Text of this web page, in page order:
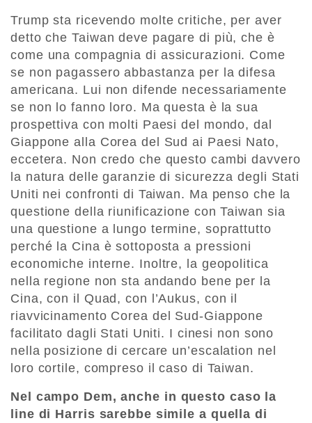
Trump sta ricevendo molte critiche, per aver
detto che Taiwan deve pagare di più, che è
come una compagnia di assicurazioni. Come
se non pagassero abbastanza per la difesa
americana. Lui non difende necessariamente
se non lo fanno loro. Ma questa è la sua
prospettiva con molti Paesi del mondo, dal
Giappone alla Corea del Sud ai Paesi Nato,
eccetera. Non credo che questo cambi davvero
la natura delle garanzie di sicurezza degli Stati
Uniti nei confronti di Taiwan. Ma penso che la
questione della riunificazione con Taiwan sia
una questione a lungo termine, soprattutto
perché la Cina è sottoposta a pressioni
economiche interne. Inoltre, la geopolitica
nella regione non sta andando bene per la
Cina, con il Quad, con l’Aukus, con il
riavvicinamento Corea del Sud-Giappone
facilitato dagli Stati Uniti. I cinesi non sono
nella posizione di cercare un’escalation nel
loro cortile, compreso il caso di Taiwan.
Nel campo Dem, anche in questo caso la
line di Harris sarebbe simile a quella di